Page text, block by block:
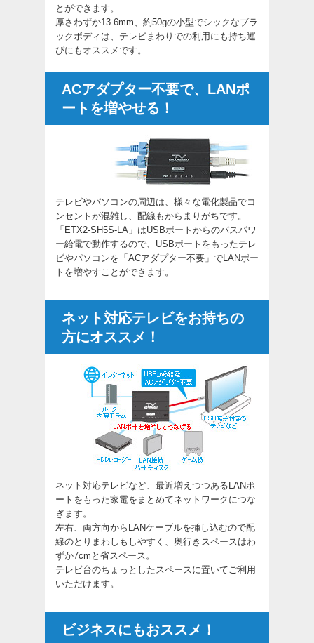
とができます。
厚さわずか13.6mm、約50gの小型でシックなブラ
ックボディは、テレビまわりでの利用にも持ち運
びにもオススメです。
ACアダプター不要で、LANポ
ートを増やせる！
テレビやパソコンの周辺は、様々な電化製品でコ
ンセントが混雑し、配線もからまりがちです。
「ETX2-SH5S-LA」はUSBポートからのバスパワ
ー給電で動作するので、USBポートをもったテレ
ビやパソコンを「ACアダプター不要」でLANポー
トを増やすことができます。
ネット対応テレビをお持ちの
方にオススメ！
ネット対応テレビなど、最近増えつつあるLANポ
ートをもった家電をまとめてネットワークにつな
ぎます。
左右、両方向からLANケーブルを挿し込むので配
線のとりまわしもしやすく、奥行きスペースはわ
ずか7cmと省スペース。
テレビ台のちょっとしたスペースに置いてご利用
いただけます。
ビジネスにもおススメ！